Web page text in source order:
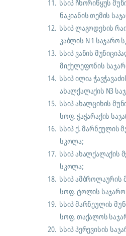
11. სსიპ ჩხორიწყუს
ნაკიანის თემის
12. სსიპ ლაგოდეხის
კაბლის N 1 საჯარო
13. სსიპ ვანის
მიქელეფონის
14. სსიპ ილია
ახალქალაქის N3
15. სსიპ ახალციხის
სოფ. ჭაჭარაქის
16. სსიპ ქ. მარნეულის
სკოლა;
17. სსიპ ახალქალაქის
სკოლა;
18. სსიპ ამბროლაურის
სოფ. ტოლის
19. სსიპ მარნეულის
სოფ. თაქალოს
20. სსიპ პერევისის